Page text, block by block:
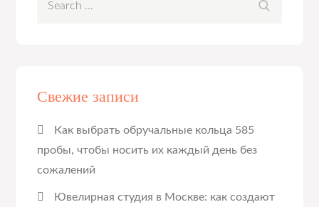
Свежие записи
Как выбрать обручальные кольца 585
пробы, чтобы носить их каждый день без
сожалений
Ювелирная студия в Москве: как создают